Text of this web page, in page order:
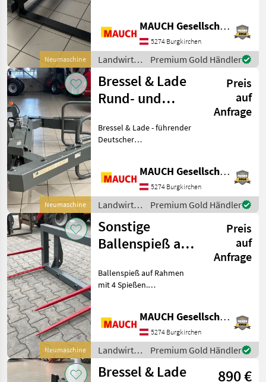
Neumaschine
Firma Bressel & Lade -
passend für Euro -
Aufnahme & Weidemann
HV - Gabelträg
MAUCH Gesellschaft m.b.H. & Co.KG
5274 Burgkirchen
Landwirtsch.
Motorfahrzeuge
/ Bressel &
Lade
Premium Gold Händler
Neumaschine
Bressel & Lade
Rund- und
Ballenzange
Preis
auf
Anfrage
Bressel & Lade - führender
Deutscher
vorne dran Ballenzange:
Ermöglicht den sicheren
und beschädigungsfrei
MAUCH Gesellschaft m.b.H. & Co.KG
5274 Burgkirchen
Landwirtsch.
Motorfahrzeuge
/ Bressel &
Lade
Premium Gold Händler
Neumaschine
Sonstige
Ballenspieß auf
Preis
auf
Anfrage
Ballenspieß auf Rahmen
mit 4 Spießen.
Aufnahme möglich,
Weidemann, Schäffer, Gehl,
Fuchs, Kramer, Thaler,
Wacke
MAUCH Gesellschaft m.b.H. & Co.KG
5274 Burgkirchen
Landwirtsch.
Motorfahrzeuge
/ Sonstige
Premium Gold Händler
Bressel & Lade
890 €